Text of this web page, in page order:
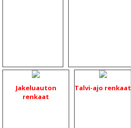
Jakeluauton
renkaat
Talvi-ajo renkaat